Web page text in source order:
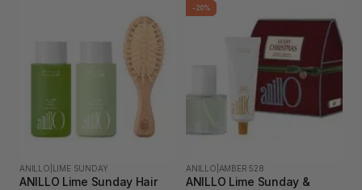
ANILLO LIME SUNDAY
ANILLO Lime Sunday Hair
-20%
ANILLO AMBER 528
ANILLO Lime Sunday &